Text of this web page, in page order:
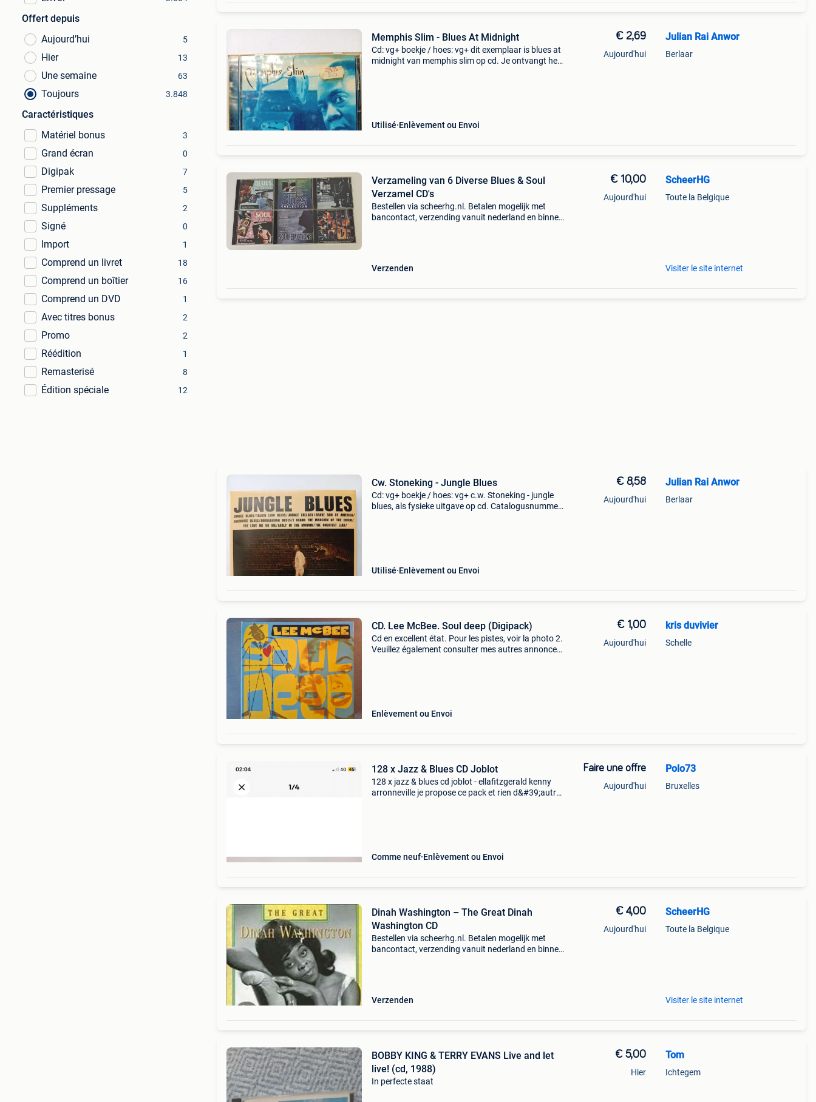
Offert depuis
Aujourd’hui
5
Hier 13
Une semaine 63
Toujours 3.848
Caractéristiques
Matériel bonus
3
Grand écran 0
Digipak 7
Premier pressage 5
Suppléments 2
Signé 0
Import 1
Comprend un livret 18
Comprend un boîtier 16
Comprend un DVD 1
Avec titres bonus 2
Promo 2
Réédition 1
Remasterisé 8
Édition spéciale 12
Memphis Slim - Blues At Midnight
Cd: vg+ boekje / hoes: vg+ dit exemplaar is blues at
midnight van memphis slim op cd. Je ontvangt het
Utilisé Enlèvement ou Envoi
€ 2,69
Aujourd'hui
Julian Rai Anwor
Berlaar
Verzameling van 6 Diverse Blues & Soul
Verzamel CD's
Bestellen via scheerhg.nl. Betalen mogelijk met
bancontact, verzending vanuit nederland en binnen
Verzenden
€ 10,00
Aujourd'hui
ScheerHG
Toute la Belgique
Visiter le site internet
Cw. Stoneking - Jungle Blues
Cd: vg+ boekje / hoes: vg+ c.w. Stoneking - jungle
blues, als fysieke uitgave op cd. Catalogusnummer:
Utilisé Enlèvement ou Envoi
€ 8,58
Aujourd'hui
Julian Rai Anwor
Berlaar
CD. Lee McBee. Soul deep (Digipack)
Cd en excellent état. Pour les pistes, voir la photo 2.
Veuillez également consulter mes autres annonces.
Enlèvement ou Envoi
€ 1,00
Aujourd'hui
kris duvivier
Schelle
128 x Jazz & Blues CD Joblot
128 x jazz & blues cd joblot - ellafitzgerald kenny
arronneville je propose ce pack et rien d&#39;autre
Comme neuf Enlèvement ou Envoi
Faire une offre
Aujourd'hui
Polo73
Bruxelles
Dinah Washington – The Great Dinah
Washington CD
Bestellen via scheerhg.nl. Betalen mogelijk met
bancontact, verzending vanuit nederland en binnen
Verzenden
€ 4,00
Aujourd'hui
ScheerHG
Toute la Belgique
Visiter le site internet
BOBBY KING & TERRY EVANS Live and let
live! (cd, 1988)
In perfecte staat
€ 5,00
Hier
Tom
Ichtegem